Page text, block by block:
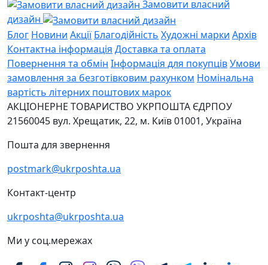
Замовити власний
дизайн
Блог Новини Акції Благодійність Художні марки Архів
Контактна інформація Доставка та оплата
Повернення та обмін Інформація для покупцівУмови
замовлення за безготівковим рахунком Номінальна
вартість літерних поштових марок
АКЦІОНЕРНЕ ТОВАРИСТВО УКРПОШТА ЄДРПОУ
21560045 вул. Хрещатик, 22, м. Київ01001, Україна
Пошта для звернення
postmark@ukrposhta.ua
Контакт-центр
ukrposhta@ukrposhta.ua
Ми у соц.мережах